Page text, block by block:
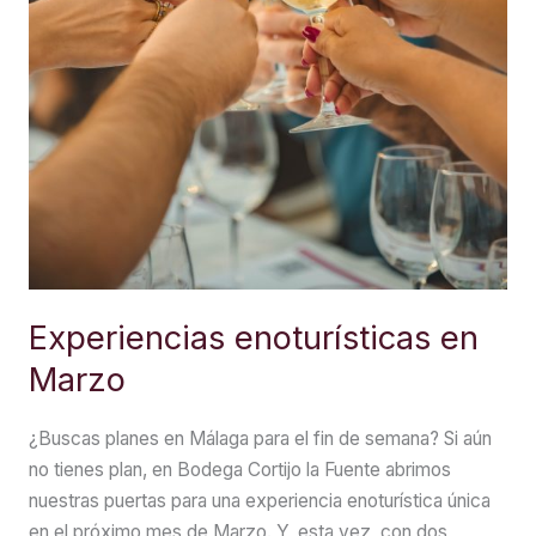
Experiencias enoturísticas en
Marzo
¿Buscas planes en Málaga para el fin de semana? Si aún
no tienes plan, en Bodega Cortijo la Fuente abrimos
nuestras puertas para una experiencia enoturística única